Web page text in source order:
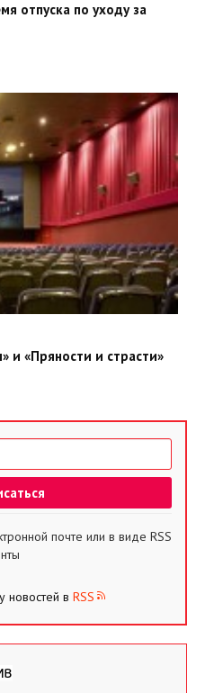
отпуска по уходу за
и «Пряности и страсти»
почте или в виде RSS
новостей в RSS